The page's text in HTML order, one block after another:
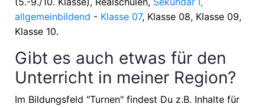
allgemeinbildend - Klasse 07, Klasse 08, Klasse 09,
Klasse 10.
Gibt es auch etwas für den
Unterricht in meiner Region?
Im Bildungsfeld "Turnen" findest Du z.B. Inhalte für